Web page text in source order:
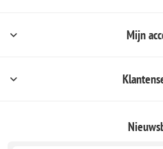
Mijn